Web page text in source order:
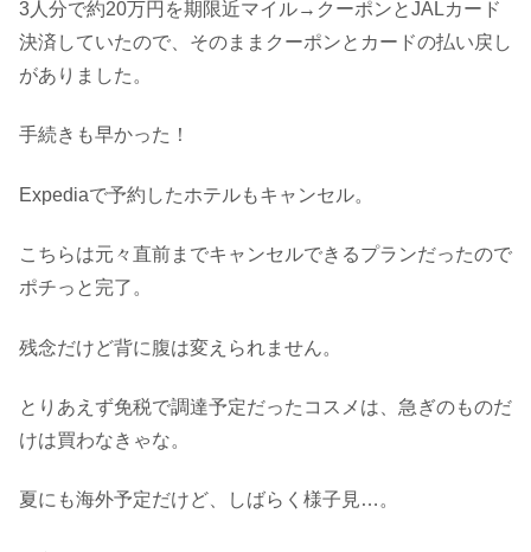
3人分で約20万円を期限近マイル→クーポンとJALカード
決済していたので、そのままクーポンとカードの払い戻し
がありました。
手続きも早かった！
Expediaで予約したホテルもキャンセル。
こちらは元々直前までキャンセルできるプランだったので
ポチっと完了。
残念だけど背に腹は変えられません。
とりあえず免税で調達予定だったコスメは、急ぎのものだ
けは買わなきゃな。
夏にも海外予定だけど、しばらく様子見…。